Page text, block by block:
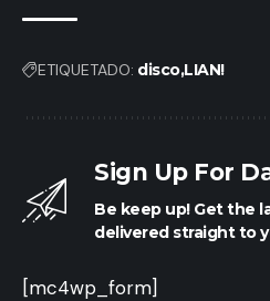
ETIQUETADO: discoLIAN!
Sign Up For
Be keep up! Get the
delivered straight to
[mc4wp_form]